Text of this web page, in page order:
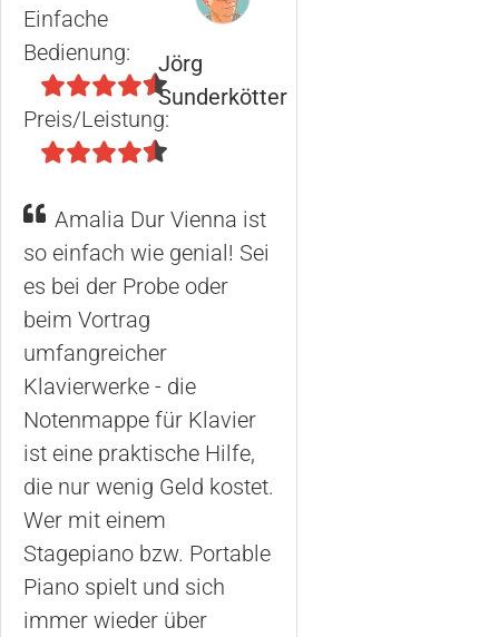
Einfache
Bedienung:
Preis/Leistung:
Jörg
Sunderkötter
Amalia Dur Vienna ist
so einfach wie genial! Sei
es bei der Probe oder
beim Vortrag
umfangreicher
Klavierwerke - die
Notenmappe für Klavier
ist eine praktische Hilfe,
die nur wenig Geld kostet.
Wer mit einem
Stagepiano bzw. Portable
Piano spielt und sich
immer wieder über